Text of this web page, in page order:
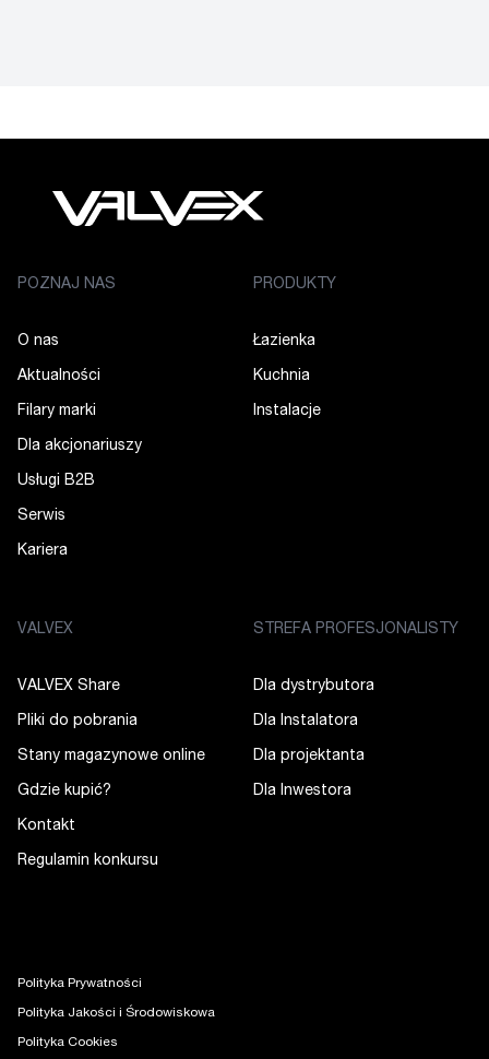
POZNAJ NAS
O nas
Aktualności
Filary marki
Dla akcjonariuszy
Usługi B2B
Serwis
Kariera
PRODUKTY
Łazienka
Kuchnia
Instalacje
VALVEX
VALVEX Share
Pliki do pobrania
Stany magazynowe online
Gdzie kupić?
Kontakt
Regulamin konkursu
STREFA PROFESJONALISTY
Dla dystrybutora
Dla Instalatora
Dla projektanta
Dla Inwestora
Polityka Prywatności
Polityka Jakości i Środowiskowa
Polityka Cookies